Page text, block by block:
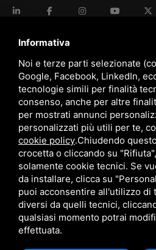
language ITALIANO
download Catalogo Stima
download Politica qualità e sicurezza
Questo sito è protetto da Google
Informativa
Noi e terze parti selezionate
Google, Facebook, LinkedIn,
tecnologie simili per finalità
consenso, anche per altre
per mostrati annunci
personalizzati più utili per te,
cookie policy.Chiudendo
crocetta o cliccando su
solamente cookie tecnici. Se
da installare, clicca su
puoi acconsentire all'utilizzo di
diversi da quelli tecnici,
qualsiasi momento potrai
effettuata.